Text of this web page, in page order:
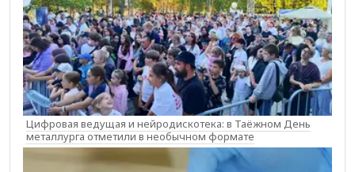
Цифровая ведущая и нейродискотека: в Таёжном День
металлурга отметили в необычном формате